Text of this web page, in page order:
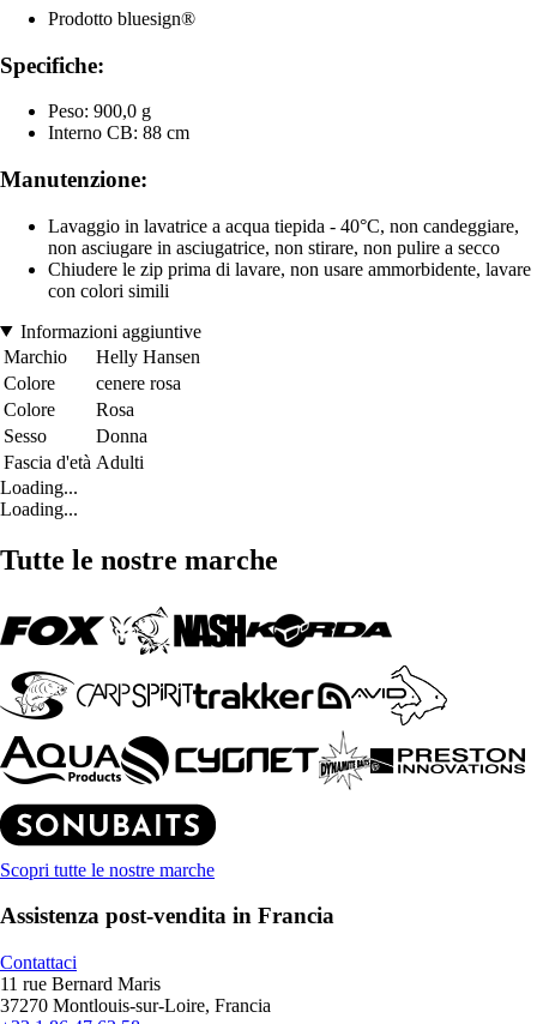
Prodotto bluesign®
Specifiche:
Peso: 900,0 g
Interno CB: 88 cm
Manutenzione:
Lavaggio in lavatrice a acqua tiepida - 40°C, non candeggiare,
non asciugare in asciugatrice, non stirare, non pulire a secco
Chiudere le zip prima di lavare, non usare ammorbidente, lavare
con colori simili
Informazioni aggiuntive
Marchio
Helly Hansen
Colore
cenere rosa
Colore
Rosa
Sesso
Donna
Fascia d'età Adulti
Loading...
Loading...
Tutte le nostre marche
Scopri tutte le nostre marche
Assistenza post-vendita in Francia
Contattaci
11 rue Bernard Maris
37270 Montlouis-sur-Loire, Francia